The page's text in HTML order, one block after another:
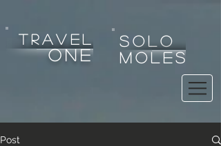
tRAVEL
one
SOLO
MOLES
Post